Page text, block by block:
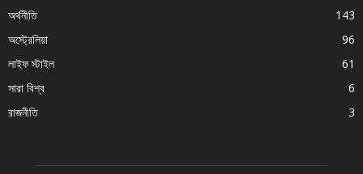
অর্থনীতি
143
অস্ট্রেলিয়া
96
লাইফ স্টাইল
61
সারা বিশ্ব
6
রাজনীতি
3